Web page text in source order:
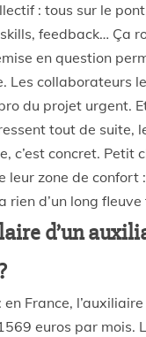
: tous sur le
feedback… Ça
en question
Les collaborateurs
du projet urgent.
tout de suite,
c’est concret. Petit
leur zone de confort
rien d’un long
d’un
France,
euros par mois.